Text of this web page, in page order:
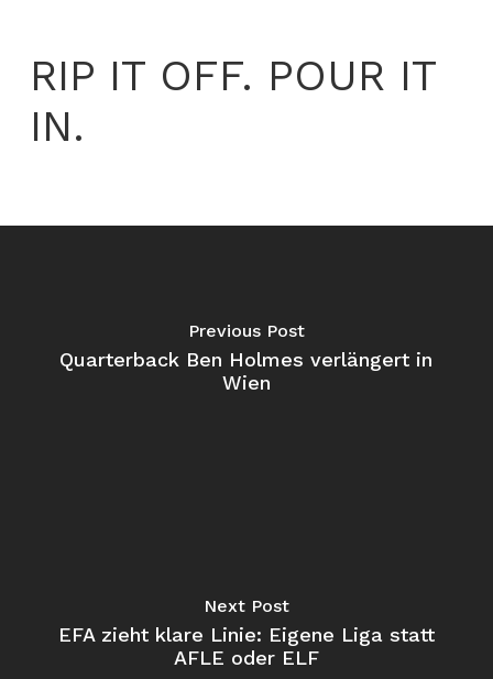
RIP IT OFF. POUR IT
IN.
Previous Post
Quarterback Ben Holmes verlängert in
Wien
Next Post
EFA zieht klare Linie: Eigene Liga statt
AFLE oder ELF